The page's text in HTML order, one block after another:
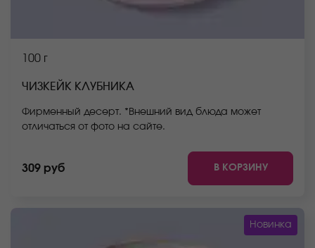
100 г
ЧИЗКЕЙК КЛУБНИКА
Фирменный десерт. *Внешний вид блюда может
отличаться от фото на сайте.
309 руб В КОРЗИНУ
Новинка